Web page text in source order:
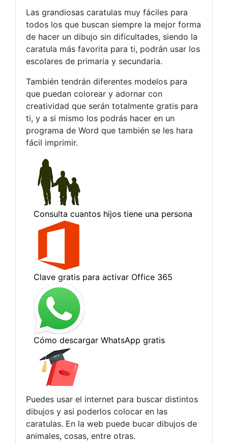
Las grandiosas caratulas muy fáciles para
todos los que buscan siempre la mejor forma
de hacer un dibujo sin dificultades, siendo la
caratula más favorita para ti, podrán usar los
escolares de primaria y secundaria.
También tendrán diferentes modelos para
que puedan colorear y adornar con
creatividad que serán totalmente gratis para
ti, y a si mismo los podrás hacer en un
programa de Word que también se les hara
fácil imprimir.
Puedes usar el internet para buscar distintos
dibujos y asi poderlos colocar en las
caratulas. En la web puede bucar dibujos de
animales, cosas, entre otras.